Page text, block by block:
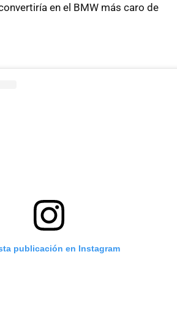
en el BMW más caro de
publicación en Instagram